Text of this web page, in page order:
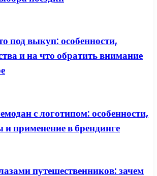
под выкуп: особенности,
и на что обратить внимание
с логотипом: особенности,
применение в брендинге
путешественников: зачем